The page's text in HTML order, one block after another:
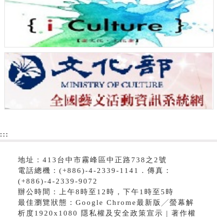
:::
地址：413台中市霧峰區中正路738之2號
電話總機：(+886)-4-2339-1141．傳真：
(+886)-4-2339-9072
辦公時間：上午8時至12時，下午1時至5時
最佳瀏覽狀態：Google Chrome最新版╱螢幕解
析度1920x1080 隱私權及安全政策宣示 | 著作權